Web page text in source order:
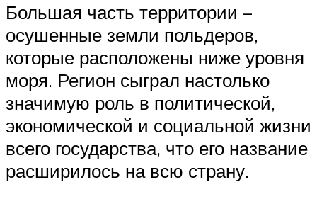
Большая часть территории –
осушенные земли польдеров,
которые расположены ниже уровня
моря. Регион сыграл настолько
значимую роль в политической,
экономической и социальной жизни
всего государства, что его название
расширилось на всю страну.